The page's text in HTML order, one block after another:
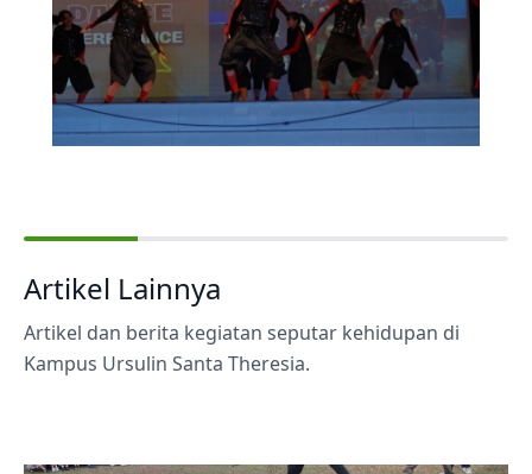
Artikel Lainnya
Artikel dan berita kegiatan seputar kehidupan di
Kampus Ursulin Santa Theresia.